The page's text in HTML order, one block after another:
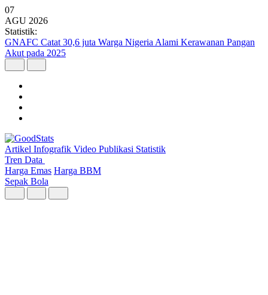
07
AGU 2026
Statistik:
Kunjungan Wisatawan Mancanegara Tembus 7 Juta per Semester I
2026
Artikel Infografik Video Publikasi Statistik
Tren Data
Harga Emas Harga BBM
Sepak Bola